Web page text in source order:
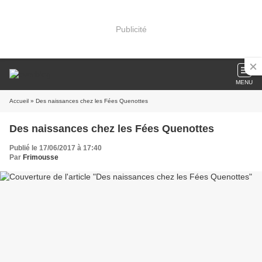
Publicité
MENU
Accueil » Des naissances chez les Fées Quenottes
Des naissances chez les Fées Quenottes
Publié le 17/06/2017 à 17:40
Par Frimousse